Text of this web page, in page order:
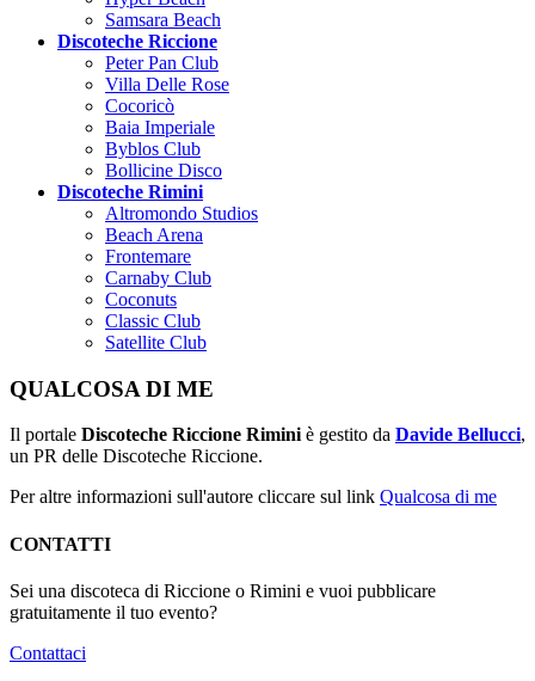
Samsara Beach
Discoteche Riccione
Peter Pan Club
Villa Delle Rose
Cocoricò
Baia Imperiale
Byblos Club
Bollicine Disco
Discoteche Rimini
Altromondo Studios
Beach Arena
Frontemare
Carnaby Club
Coconuts
Classic Club
Satellite Club
QUALCOSA DI ME
Il portale Discoteche Riccione Riminiè gestito da Davide Bellucci,
un PR delle Discoteche Riccione.
Per altre informazioni sull'autore cliccare sul link Qualcosa di me
CONTATTI
Sei una discoteca di Riccione o Rimini e vuoi pubblicare
gratuitamente il tuo evento?
Contattaci